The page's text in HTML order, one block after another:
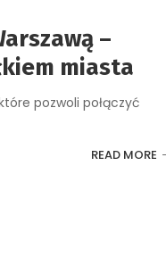
–
miasta
pozwoli połączyć
READ MORE